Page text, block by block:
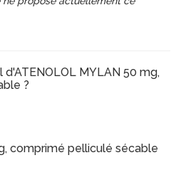
d'ATENOLOL MYLAN 50 mg,
?
comprimé pelliculé sécable